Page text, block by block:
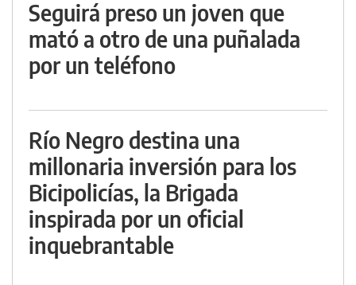
Seguirá preso un joven que
mató a otro de una puñalada
por un teléfono
Río Negro destina una
millonaria inversión para los
Bicipolicías, la Brigada
inspirada por un oficial
inquebrantable